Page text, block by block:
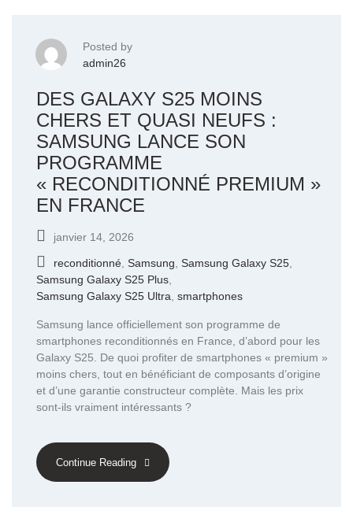
Posted by
admin26
DES GALAXY S25 MOINS
CHERS ET QUASI NEUFS :
SAMSUNG LANCE SON
PROGRAMME
« RECONDITIONNÉ PREMIUM »
EN FRANCE
janvier 14, 2026
reconditionné Samsung Samsung Galaxy S25
Samsung Galaxy S25 Plus
Samsung Galaxy S25 Ultra smartphones
Samsung lance officiellement son programme de
smartphones reconditionnés en France, d’abord pour les
Galaxy S25. De quoi profiter de smartphones « premium »
moins chers, tout en bénéficiant de composants d’origine
et d’une garantie constructeur complète. Mais les prix
sont-ils vraiment intéressants ?
Continue Reading